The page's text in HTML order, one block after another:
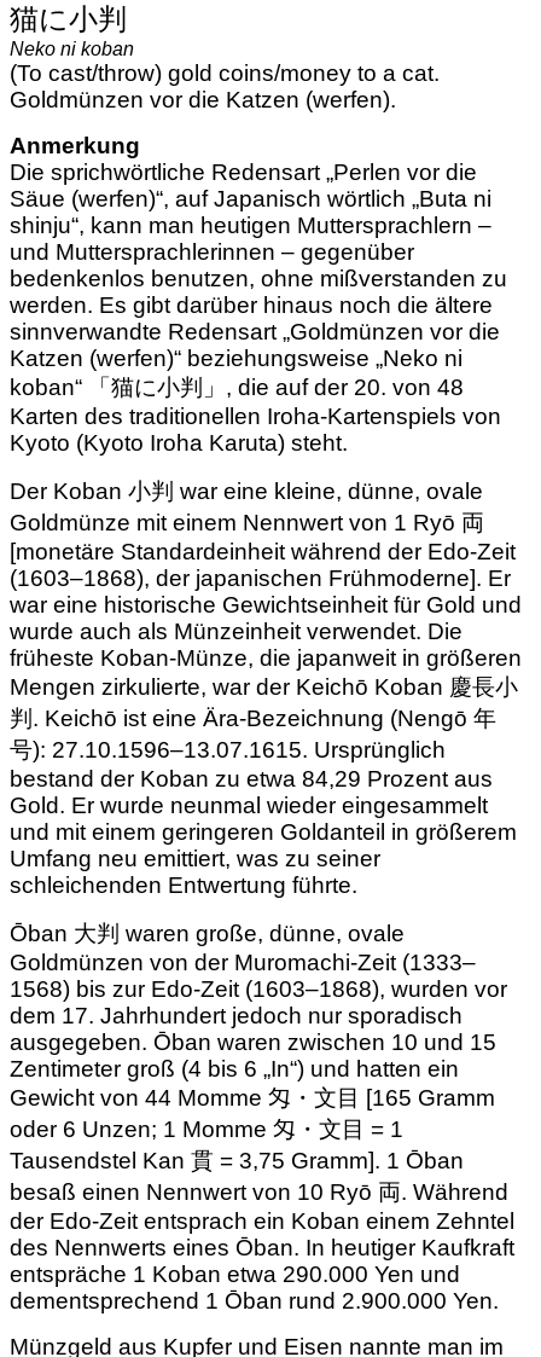
猫に小判
Neko ni koban
(To cast/throw) gold coins/money to a cat.
Goldmünzen vor die Katzen (werfen).
Anmerkung
Die sprichwörtliche Redensart „Perlen vor die
Säue (werfen)“, auf Japanisch wörtlich „Buta ni
shinju“, kann man heutigen Muttersprachlern –
und Muttersprachlerinnen – gegenüber
bedenkenlos benutzen, ohne mißverstanden zu
werden. Es gibt darüber hinaus noch die ältere
sinnverwandte Redensart „Goldmünzen vor die
Katzen (werfen)“ beziehungsweise „Neko ni
koban“ 「猫に小判」, die auf der 20. von 48
Karten des traditionellen Iroha-Kartenspiels von
Kyoto (Kyoto Iroha Karuta) steht.
Der Koban 小判 war eine kleine, dünne, ovale
Goldmünze mit einem Nennwert von 1 Ryō 両
[monetäre Standardeinheit während der Edo-Zeit
(1603–1868), der japanischen Frühmoderne]. Er
war eine historische Gewichtseinheit für Gold und
wurde auch als Münzeinheit verwendet. Die
früheste Koban-Münze, die japanweit in größeren
Mengen zirkulierte, war der Keichō Koban 慶長小
判. Keichō ist eine Ära-Bezeichnung (Nengō 年
号): 27.10.1596–13.07.1615. Ursprünglich
bestand der Koban zu etwa 84,29 Prozent aus
Gold. Er wurde neunmal wieder eingesammelt
und mit einem geringeren Goldanteil in größerem
Umfang neu emittiert, was zu seiner
schleichenden Entwertung führte.
Ōban 大判 waren große, dünne, ovale
Goldmünzen von der Muromachi-Zeit (1333–
1568) bis zur Edo-Zeit (1603–1868), wurden vor
dem 17. Jahrhundert jedoch nur sporadisch
ausgegeben. Ōban waren zwischen 10 und 15
Zentimeter groß (4 bis 6 „In“) und hatten ein
Gewicht von 44 Momme 匁・文目 [165 Gramm
oder 6 Unzen; 1 Momme 匁・文目 = 1
Tausendstel Kan 貫 = 3,75 Gramm]. 1 Ōban
besaß einen Nennwert von 10 Ryō 両. Während
der Edo-Zeit entsprach ein Koban einem Zehntel
des Nennwerts eines Ōban. In heutiger Kaufkraft
entspräche 1 Koban etwa 290.000 Yen und
dementsprechend 1 Ōban rund 2.900.000 Yen.
Münzgeld aus Kupfer und Eisen nannte man im